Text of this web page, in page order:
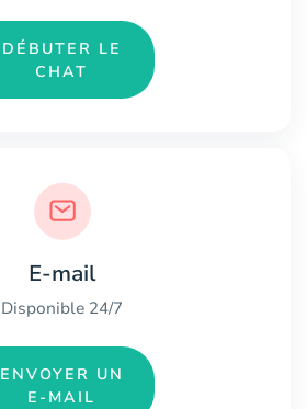
DÉBUTER LE
CHAT
E-mail
Disponible 24/7
ENVOYER UN
E-MAIL